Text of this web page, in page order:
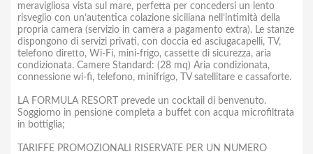
meravigliosa vista sul mare, perfetta per concedersi un lento
risveglio con un’autentica colazione siciliana nell’intimità della
propria camera (servizio in camera a pagamento extra). Le stanze
dispongono di servizi privati, con doccia ed asciugacapelli, TV,
telefono diretto, Wi-Fi, mini-frigo, cassette di sicurezza, aria
condizionata. Camere Standard: (28 mq) Aria condizionata,
connessione wi-fi, telefono, minifrigo, TV satellitare e cassaforte.
LA FORMULA RESORT prevede un cocktail di benvenuto.
Soggiorno in pensione completa a buffet con acqua microfiltrata
in bottiglia;
TARIFFE PROMOZIONALI RISERVATE PER UN NUMERO